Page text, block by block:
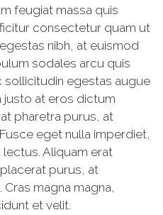
feugiat massa quis
consectetur quam ut
nibh, at euismod
sodales arcu quis
sollicitudin egestas augue
justo at eros dictum
pharetra purus, at
eget nulla imperdiet,
Aliquam erat
purus, at
magna magna,
et velit.